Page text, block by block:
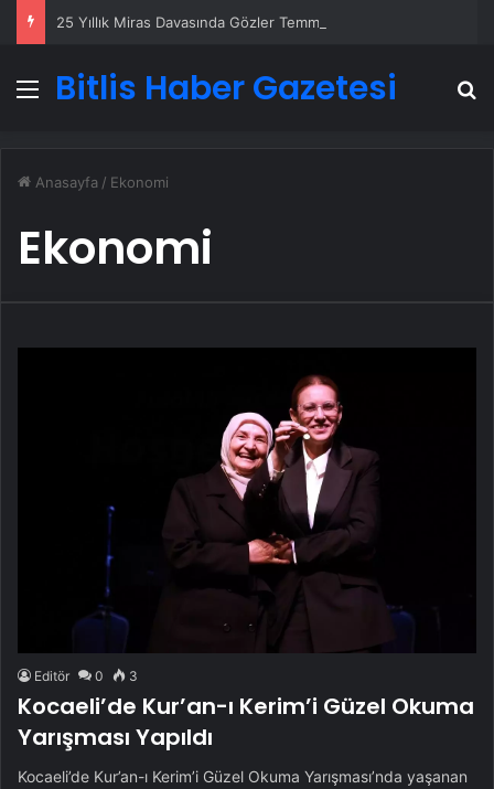
Menü
Bitlis Haber Gazetesi
Anasayfa / Ekonomi
Ekonomi
Editör 0 3
Kocaeli’de Kur’an-ı Kerim’i Güzel Okuma
Yarışması Yapıldı
Kocaeli’de Kur’an-ı Kerim’i Güzel Okuma Yarışması’nda yaşanan